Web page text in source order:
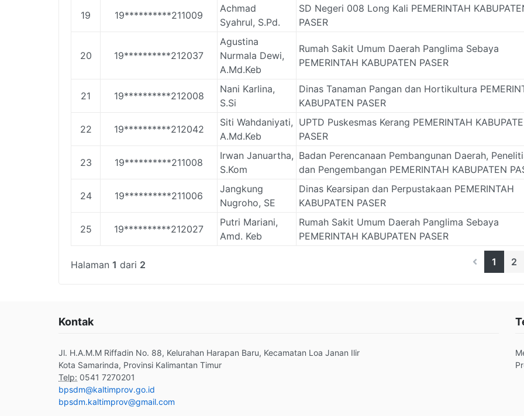
19 19**********211009
Achmad
Syahrul, S.Pd.
SD Negeri 008 Long Kali PEMERINTAH
PASER
20 19**********212037
Agustina
Nurmala Dewi,
A.Md.Keb
Rumah Sakit Umum Daerah Panglima Sebaya
PEMERINTAH KABUPATEN PASER
21 19**********212008
Nani Karlina,
S.Si
Dinas Tanaman Pangan dan Hortikultura
KABUPATEN PASER
22 19**********212042
Siti Wahdaniyati,
A.Md.Keb
UPTD Puskesmas Kerang PEMERINTAH
PASER
23 19**********211008
Irwan Januartha,
S.Kom
Badan Perencanaan Pembangunan Daerah,
dan Pengembangan PEMERINTAH KABUPATEN
24 19**********211006
Jangkung
Nugroho, SE
Dinas Kearsipan dan Perpustakaan PEMERINTAH
KABUPATEN PASER
25 19**********212027
Putri Mariani,
Amd. Keb
Rumah Sakit Umum Daerah Panglima Sebaya
PEMERINTAH KABUPATEN PASER
Halaman 1 dari 2 1 2
Kontak
Jl. H.A.M.M Riffadin No. 88, Kelurahan Harapan Baru, Kecamatan Loa Janan Ilir
Kota Samarinda, Provinsi Kalimantan Timur
Telp: 0541 7270201
bpsdm@kaltimprov.go.id
bpsdm.kaltimprov@gmail.com